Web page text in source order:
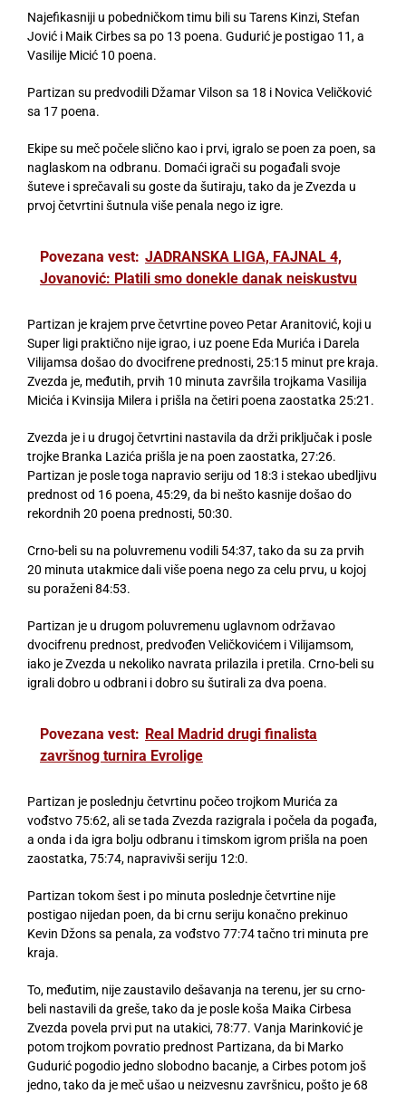
Najefikasniji u pobedničkom timu bili su Tarens Kinzi, Stefan
Jović i Maik Cirbes sa po 13 poena. Gudurić je postigao 11, a
Vasilije Micić 10 poena.
Partizan su predvodili Džamar Vilson sa 18 i Novica Veličković
sa 17 poena.
Ekipe su meč počele slično kao i prvi, igralo se poen za poen, sa
naglaskom na odbranu. Domaći igrači su pogađali svoje
šuteve i sprečavali su goste da šutiraju, tako da je Zvezda u
prvoj četvrtini šutnula više penala nego iz igre.
Povezana vest: JADRANSKA LIGA, FAJNAL 4,
Jovanović: Platili smo donekle danak neiskustvu
Partizan je krajem prve četvrtine poveo Petar Aranitović, koji u
Super ligi praktično nije igrao, i uz poene Eda Murića i Darela
Vilijamsa došao do dvocifrene prednosti, 25:15 minut pre kraja.
Zvezda je, međutih, prvih 10 minuta završila trojkama Vasilija
Micića i Kvinsija Milera i prišla na četiri poena zaostatka 25:21.
Zvezda je i u drugoj četvrtini nastavila da drži priključak i posle
trojke Branka Lazića prišla je na poen zaostatka, 27:26.
Partizan je posle toga napravio seriju od 18:3 i stekao ubedljivu
prednost od 16 poena, 45:29, da bi nešto kasnije došao do
rekordnih 20 poena prednosti, 50:30.
Crno-beli su na poluvremenu vodili 54:37, tako da su za prvih
20 minuta utakmice dali više poena nego za celu prvu, u kojoj
su poraženi 84:53.
Partizan je u drugom poluvremenu uglavnom održavao
dvocifrenu prednost, predvođen Veličkovićem i Vilijamsom,
iako je Zvezda u nekoliko navrata prilazila i pretila. Crno-beli su
igrali dobro u odbrani i dobro su šutirali za dva poena.
Povezana vest: Real Madrid drugi finalista
završnog turnira Evrolige
Partizan je poslednju četvrtinu počeo trojkom Murića za
vođstvo 75:62, ali se tada Zvezda razigrala i počela da pogađa,
a onda i da igra bolju odbranu i timskom igrom prišla na poen
zaostatka, 75:74, napravivši seriju 12:0.
Partizan tokom šest i po minuta poslednje četvrtine nije
postigao nijedan poen, da bi crnu seriju konačno prekinuo
Kevin Džons sa penala, za vođstvo 77:74 tačno tri minuta pre
kraja.
To, međutim, nije zaustavilo dešavanja na terenu, jer su crno-
beli nastavili da greše, tako da je posle koša Maika Cirbesa
Zvezda povela prvi put na utakici, 78:77. Vanja Marinković je
potom trojkom povratio prednost Partizana, da bi Marko
Gudurić pogodio jedno slobodno bacanje, a Cirbes potom još
jedno, tako da je meč ušao u neizvesnu završnicu, pošto je 68